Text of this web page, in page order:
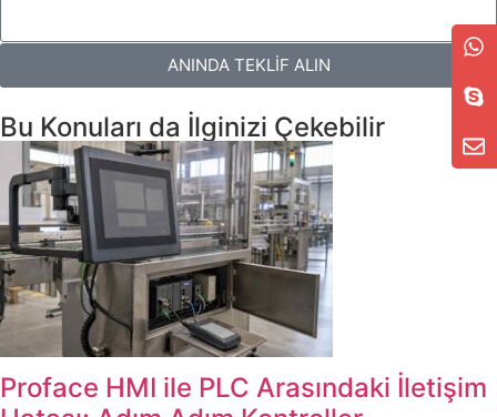
ANINDA TEKLİF ALIN
Bu Konuları da İlginizi Çekebilir
Proface HMI ile PLC Arasındaki İletişim